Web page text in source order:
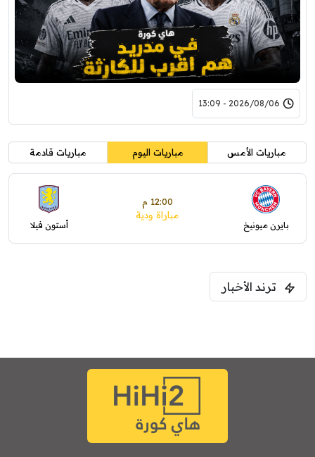
2026/08/06 - 13:09
مباريات الأمس مباريات اليوم مباريات قادمة
بايرن ميونيخ
12:00 م
مباراة ودية
أستون فيلا
ترند الأخبار